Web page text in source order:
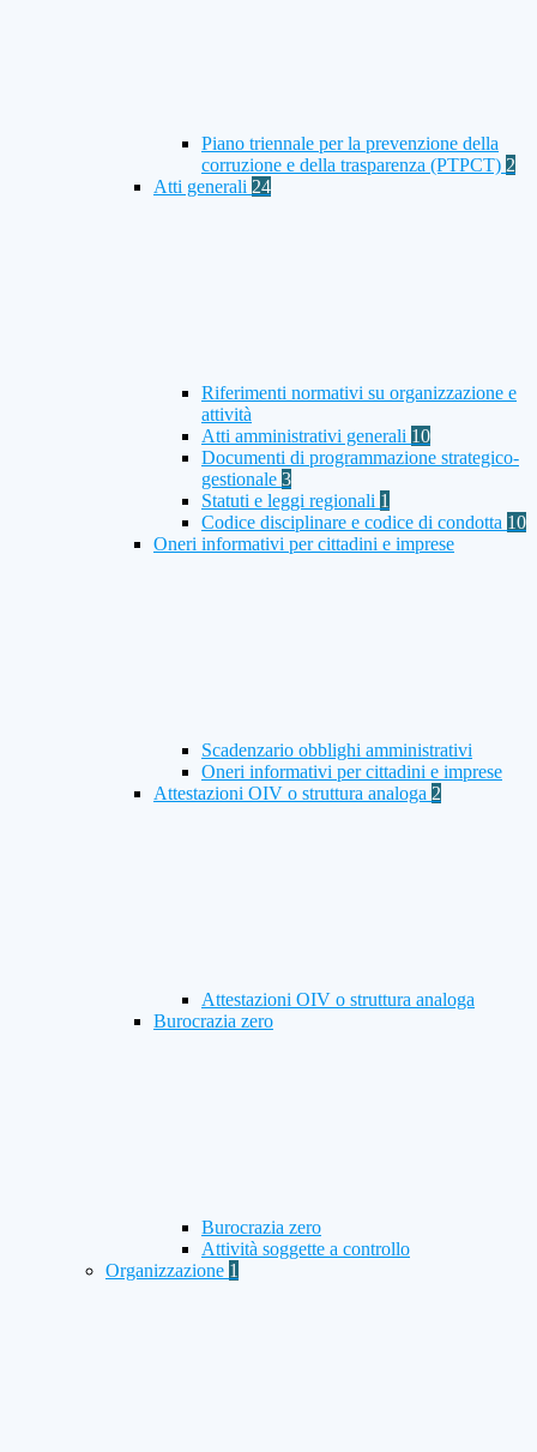
Piano triennale per la prevenzione della
corruzione e della trasparenza (PTPCT) 2
Atti generali 24
Riferimenti normativi su organizzazione e
attività
Atti amministrativi generali 10
Documenti di programmazione strategico-
gestionale 3
Statuti e leggi regionali 1
Codice disciplinare e codice di condotta 10
Oneri informativi per cittadini e imprese
Scadenzario obblighi amministrativi
Oneri informativi per cittadini e imprese
Attestazioni OIV o struttura analoga 2
Attestazioni OIV o struttura analoga
Burocrazia zero
Burocrazia zero
Attività soggette a controllo
Organizzazione 1